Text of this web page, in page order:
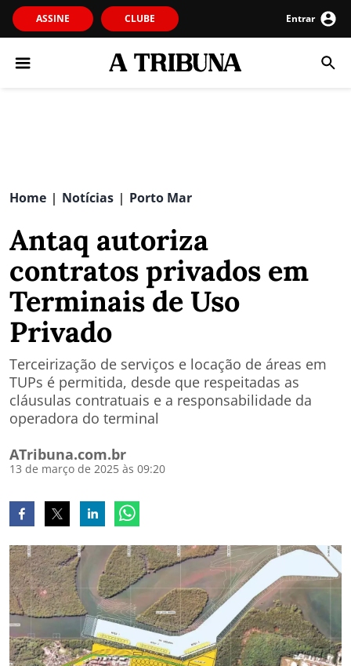
ASSINE CLUBE Entrar
Home | Notícias | Porto Mar
Antaq autoriza
contratos privados em
Terminais de Uso
Privado
Terceirização de serviços e locação de áreas em
TUPs é permitida, desde que respeitadas as
cláusulas contratuais e a responsabilidade da
operadora do terminal
ATribuna.com.br
13 de março de 2025 às 09:20